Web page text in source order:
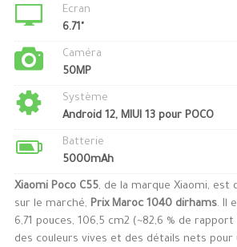
Ecran
6.71"
Caméra
50MP
Système
Android 12, MIUI 13 pour POCO
Batterie
5000mAh
Xiaomi Poco C55, de la marque Xiaomi, est
sur le marché, Prix Maroc 1040 dirhams. Il
6,71 pouces, 106,5 cm2 (~82,6 % de
des couleurs vives et des détails nets pour